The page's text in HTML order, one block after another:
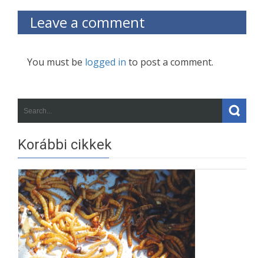
Leave a comment
You must be logged in to post a comment.
Korábbi cikkek